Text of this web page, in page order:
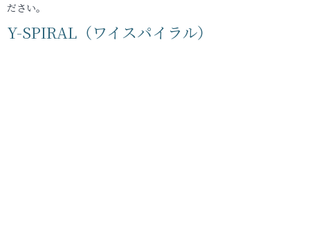
ださい。
Y-SPIRAL（ワイスパイラル）